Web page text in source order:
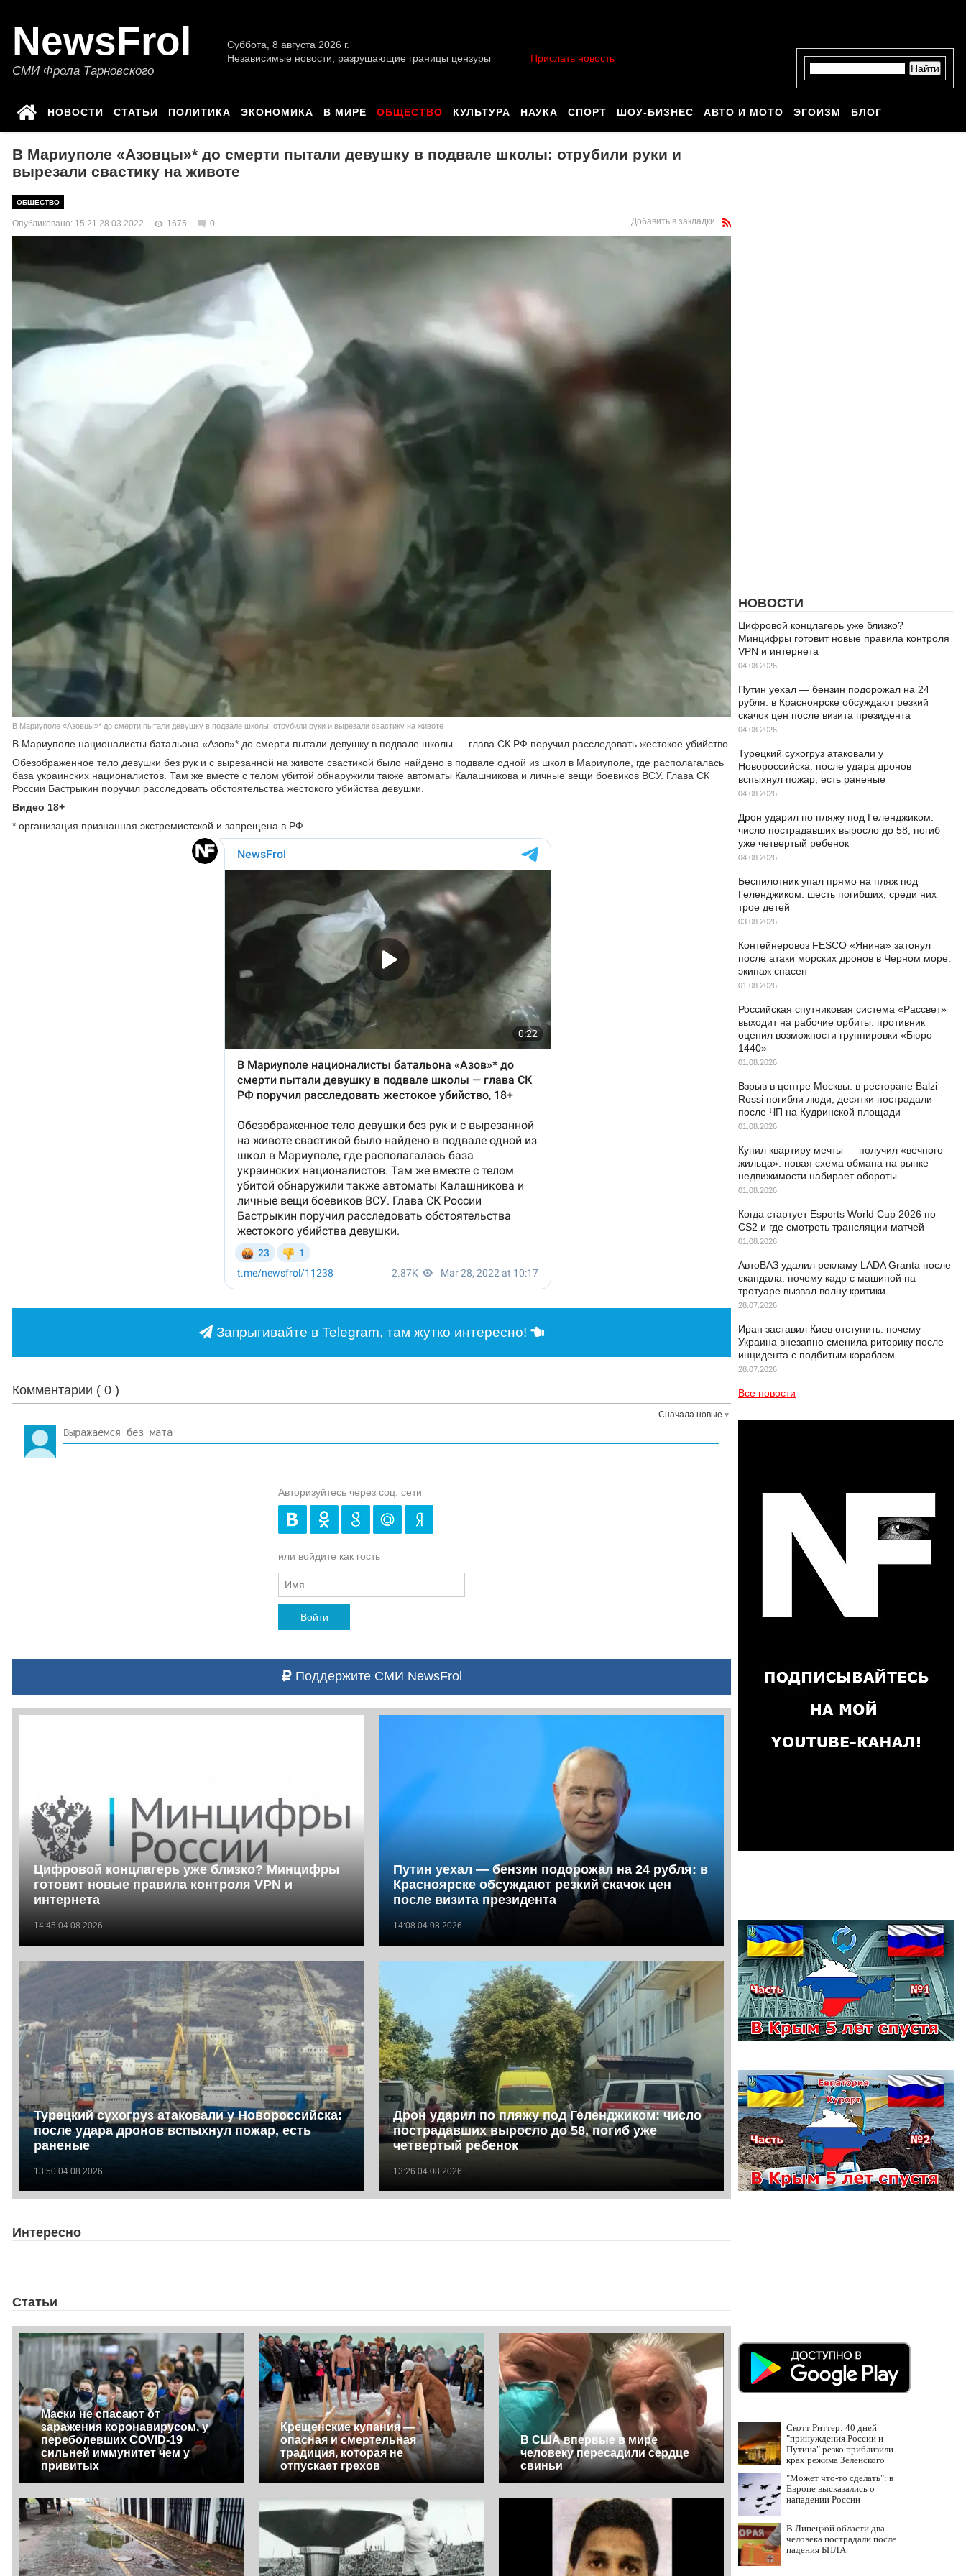
NewsFrol
СМИ Фрола Тарновского
Суббота, 8 августа 2026 г.
Независимые новости, разрушающие границы цензуры
Прислать новость
НОВОСТИ СТАТЬИ ПОЛИТИКА ЭКОНОМИКА В МИРЕ ОБЩЕСТВО КУЛЬТУРА НАУКА СПОРТ ШОУ-БИЗНЕС АВТО И МОТО ЭГОИЗМ БЛОГ
В Мариуполе «Азовцы»* до смерти пытали девушку в подвале школы: отрубили руки и
вырезали свастику на животе
ОБЩЕСТВО
Опубликовано: 15:21 28.03.2022 1675 0 Добавить в закладки
В Мариуполе «Азовцы»* до смерти пытали девушку в подвале школы: отрубили руки и вырезали свастику на животе
В Мариуполе националисты батальона «Азов»* до смерти пытали девушку в подвале школы — глава СК РФ поручил расследовать жестокое убийство.
Обезображенное тело девушки без рук и с вырезанной на животе свастикой было найдено в подвале одной из школ в Мариуполе, где располагалась
база украинских националистов. Там же вместе с телом убитой обнаружили также автоматы Калашникова и личные вещи боевиков ВСУ. Глава СК
России Бастрыкин поручил расследовать обстоятельства жестокого убийства девушки.
Видео 18+
* организация признанная экстремистской и запрещена в РФ
Запрыгивайте в Telegram, там жутко интересно!
Комментарии ( 0 )
Сначала новые
Авторизуйтесь через соц. сети
или войдите как гость
Войти
Поддержите СМИ NewsFrol
Цифровой концлагерь уже близко? Минцифры
готовит новые правила контроля VPN и
интернета
14:45 04.08.2026
Путин уехал — бензин подорожал на 24 рубля: в
Красноярске обсуждают резкий скачок цен
после визита президента
14:08 04.08.2026
Турецкий сухогруз атаковали у Новороссийска:
после удара дронов вспыхнул пожар, есть
раненые
13:50 04.08.2026
Дрон ударил по пляжу под Геленджиком: число
пострадавших выросло до 58, погиб уже
четвертый ребенок
13:26 04.08.2026
Интересно
Статьи
Маски не спасают от
заражения коронавирусом, у
переболевших COVID-19
сильней иммунитет чем у
привитых
Крещенские купания —
опасная и смертельная
традиция, которая не
отпускает грехов
В США впервые в мире
человеку пересадили сердце
свиньи
НОВОСТИ
Цифровой концлагерь уже близко?
Минцифры готовит новые правила контроля
VPN и интернета
04.08.2026
Путин уехал — бензин подорожал на 24
рубля: в Красноярске обсуждают резкий
скачок цен после визита президента
04.08.2026
Турецкий сухогруз атаковали у
Новороссийска: после удара дронов
вспыхнул пожар, есть раненые
04.08.2026
Дрон ударил по пляжу под Геленджиком:
число пострадавших выросло до 58, погиб
уже четвертый ребенок
04.08.2026
Беспилотник упал прямо на пляж под
Геленджиком: шесть погибших, среди них
трое детей
03.08.2026
Контейнеровоз FESCO «Янина» затонул
после атаки морских дронов в Черном море:
экипаж спасен
01.08.2026
Российская спутниковая система «Рассвет»
выходит на рабочие орбиты: противник
оценил возможности группировки «Бюро
1440»
01.08.2026
Взрыв в центре Москвы: в ресторане Balzi
Rossi погибли люди, десятки пострадали
после ЧП на Кудринской площади
01.08.2026
Купил квартиру мечты — получил «вечного
жильца»: новая схема обмана на рынке
недвижимости набирает обороты
01.08.2026
Когда стартует Esports World Cup 2026 по
CS2 и где смотреть трансляции матчей
01.08.2026
АвтоВАЗ удалил рекламу LADA Granta после
скандала: почему кадр с машиной на
тротуаре вызвал волну критики
28.07.2026
Иран заставил Киев отступить: почему
Украина внезапно сменила риторику после
инцидента с подбитым кораблем
28.07.2026
Все новости
Скотт Риттер: 40 дней
"принуждения России и
Путина" резко приблизили
крах режима Зеленского
"Может что-то сделать": в
Европе высказались о
нападении России
В Липецкой области два
человека пострадали после
падения БПЛА